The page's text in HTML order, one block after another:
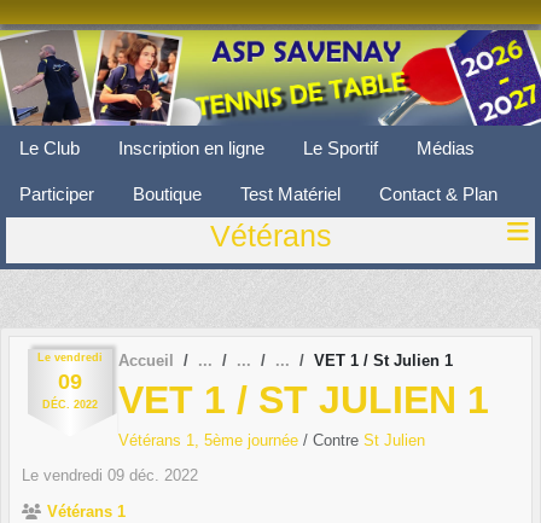
Le Club Inscription en ligne Le Sportif Médias
Participer Boutique Test Matériel Contact & Plan
Vétérans
Le vendredi
09
DÉC. 2022
Accueil VET 1 / St Julien 1
VET 1 / ST JULIEN 1
Vétérans 1, 5ème journée / Contre St Julien
Le vendredi 09 déc. 2022
Vétérans 1